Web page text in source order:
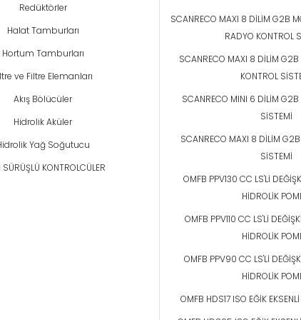
Redüktörler
Halat Tamburları
Hortum Tamburları
ve Filtre Elemanları
Akış Bölücüler
Hidrolik Aküler
Yağ Soğutucu
SÜRÜŞLÜ KONTROLCÜLER
SCANRECO MAXI 8 DİLİM G2B
RADYO KONTROL
SCANRECO MAXI 8 DİLİM G2B
KONTROL
SCANRECO MINI 6 DİLİM G2B
SİSTEMİ
SCANRECO MAXI 8 DİLİM
SİSTEMİ
OMFB PPV130 CC LS'Lİ
HİDROLİK
OMFB PPV110 CC LS'Lİ
HİDROLİK
OMFB PPV90 CC LS'Lİ
HİDROLİK
OMFB HDS17 ISO EĞİK